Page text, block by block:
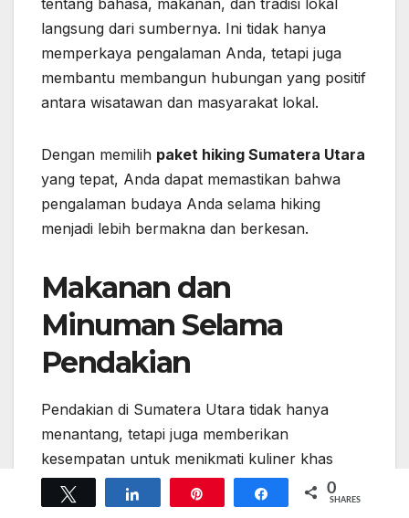
langsung dari sumbernya. Ini tidak hanya
memperkaya pengalaman Anda, tetapi juga
membantu membangun hubungan yang positif
antara wisatawan dan masyarakat lokal.
Dengan memilih paket hiking Sumatera Utara
yang tepat, Anda dapat memastikan bahwa
pengalaman budaya Anda selama hiking
menjadi lebih bermakna dan berkesan.
Makanan dan
Minuman Selama
Pendakian
Pendakian di Sumatera Utara tidak hanya
menantang, tetapi juga memberikan
kesempatan untuk menikmati kuliner khas
daerah ini. Makanan dan minuman yang tepat
sangat penting untuk menjaga energi selama
Share 0
SHARES